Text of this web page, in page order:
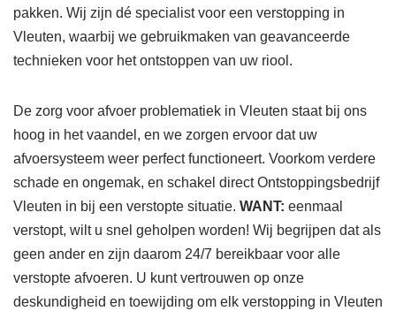
pakken. Wij zijn dé specialist voor een verstopping in
Vleuten, waarbij we gebruikmaken van geavanceerde
technieken voor het ontstoppen van uw riool.
De zorg voor afvoer problematiek in Vleuten staat bij ons
hoog in het vaandel, en we zorgen ervoor dat uw
afvoersysteem weer perfect functioneert. Voorkom verdere
schade en ongemak, en schakel direct Ontstoppingsbedrijf
Vleuten in bij een verstopte situatie. WANT: eenmaal
verstopt, wilt u snel geholpen worden! Wij begrijpen dat als
geen ander en zijn daarom 24/7 bereikbaar voor alle
verstopte afvoeren. U kunt vertrouwen op onze
deskundigheid en toewijding om elk verstopping in Vleuten